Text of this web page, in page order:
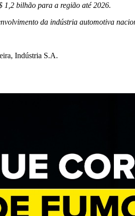
1,2 bilhão para a região até 2026.
da indústria automotiva
Indústria S.A.